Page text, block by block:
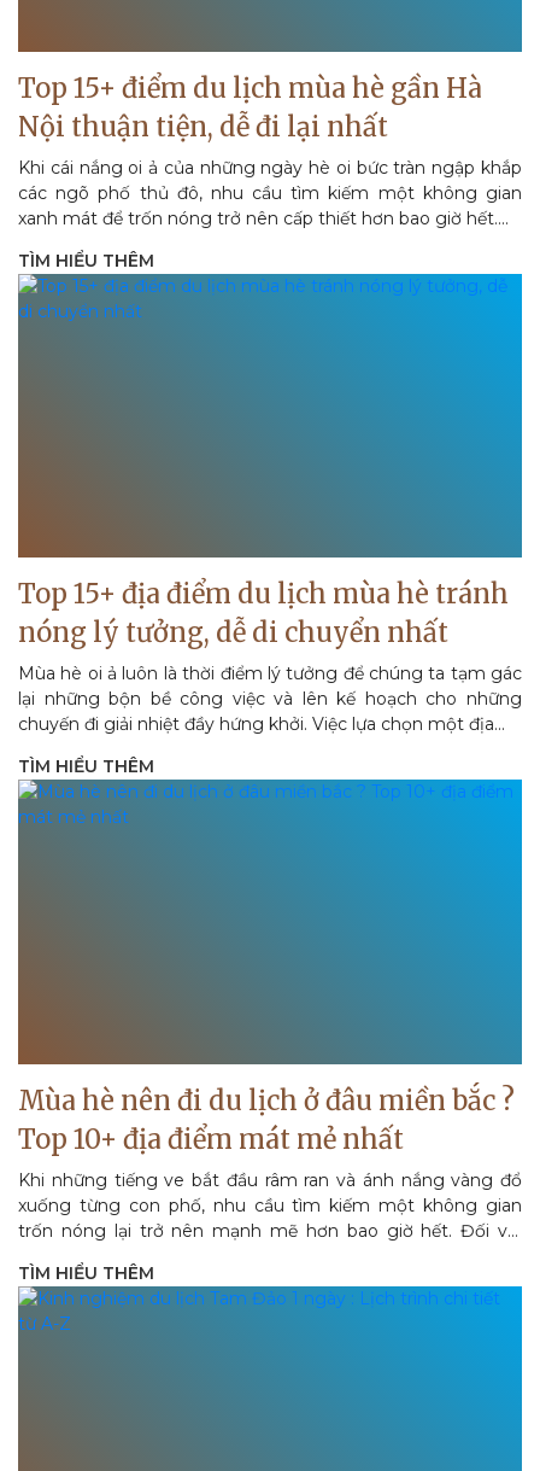
Top 15+ điểm du lịch mùa hè gần Hà
Nội thuận tiện, dễ đi lại nhất
Khi cái nắng oi ả của những ngày hè oi bức tràn ngập khắp
các ngõ phố thủ đô, nhu cầu tìm kiếm một không gian
xanh mát để trốn nóng trở nên cấp thiết hơn bao giờ hết....
TÌM HIỂU THÊM
Top 15+ địa điểm du lịch mùa hè tránh
nóng lý tưởng, dễ di chuyển nhất
Mùa hè oi ả luôn là thời điểm lý tưởng để chúng ta tạm gác
lại những bộn bề công việc và lên kế hoạch cho những
chuyến đi giải nhiệt đầy hứng khởi. Việc lựa chọn một địa...
TÌM HIỂU THÊM
Mùa hè nên đi du lịch ở đâu miền bắc ?
Top 10+ địa điểm mát mẻ nhất
Khi những tiếng ve bắt đầu râm ran và ánh nắng vàng đổ
xuống từng con phố, nhu cầu tìm kiếm một không gian
trốn nóng lại trở nên mạnh mẽ hơn bao giờ hết. Đối với
TÌM HIỂU THÊM